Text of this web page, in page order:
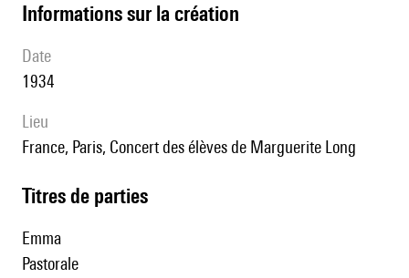
informations sur la création
date
1934
lieu
France, Paris, Concert des élèves de Marguerite Long
Titres de parties
Emma
Pastorale